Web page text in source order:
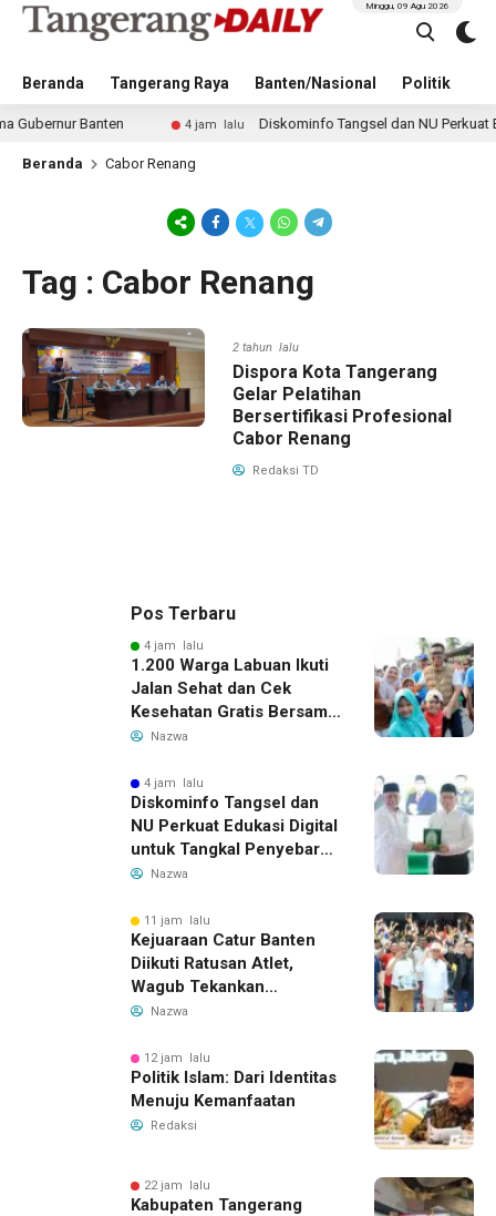
Beranda Tangerang Raya Banten/Nasional Politik
Minggu, 09 Agu 2026
Banten 4 jam lalu Diskominfo Tangsel dan NU Perkuat
Beranda Cabor Renang
Tag : Cabor Renang
2 tahun lalu
Dispora Kota Tangerang
Gelar Pelatihan
Bersertifikasi Profesional
Cabor Renang
Redaksi TD
Pos Terbaru
4 jam lalu
1.200 Warga Labuan Ikuti
Jalan Sehat dan Cek
Kesehatan Gratis Bersama
Gubernur Banten
Nazwa
4 jam lalu
Diskominfo Tangsel dan
NU Perkuat Edukasi Digital
untuk Tangkal Penyebaran
Hoaks
Nazwa
11 jam lalu
Kejuaraan Catur Banten
Diikuti Ratusan Atlet,
Wagub Tekankan
Pembinaan Dini
Nazwa
12 jam lalu
Politik Islam: Dari Identitas
Menuju Kemanfaatan
Redaksi
22 jam lalu
Kabupaten Tangerang